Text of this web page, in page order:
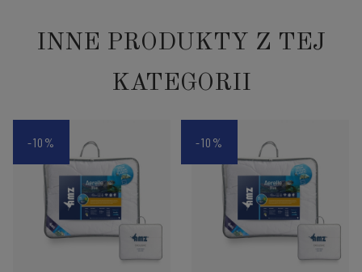
INNE PRODUKTY Z TEJ
KATEGORII
-10% -10%